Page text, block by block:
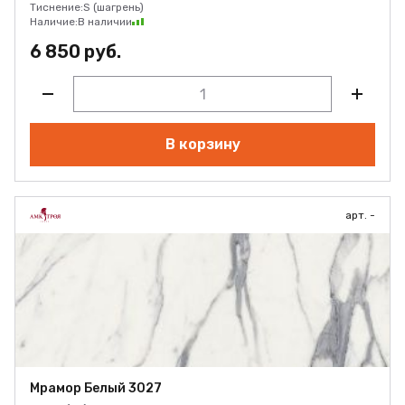
Тиснение:S (шагрень)
Наличие:В наличии
6 850 руб.
В корзину
арт. -
Мрамор Белый 3027